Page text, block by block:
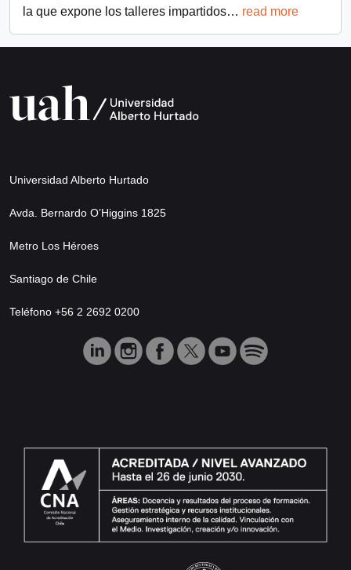
la que expone los talleres impartidos… read more
Universidad Alberto Hurtado
Avda. Bernardo O’Higgins 1825
Metro Los Héroes
Santiago de Chile
Teléfono +56 2 2692 0200